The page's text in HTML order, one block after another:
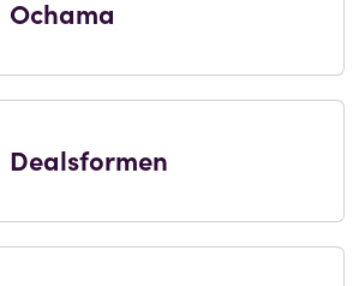
Ochama
Dealsformen